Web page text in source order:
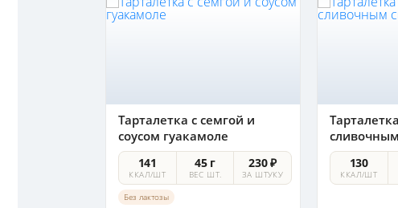
Тарталетка с семгой и
соусом гуакамоле
141
ККАЛ/ШТ
45 г
ВЕС ШТ.
230 ₽
ЗА ШТУКУ
Без лактозы
130
ККАЛ/ШТ